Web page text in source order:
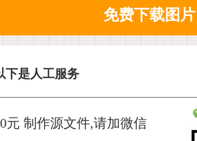
下是人工服务
元 制作源文件,请加微信